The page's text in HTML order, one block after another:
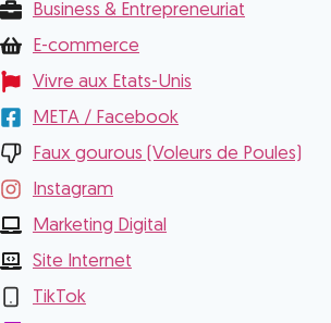
Business & Entrepreneuriat
E-commerce
Vivre aux Etats-Unis
META / Facebook
Faux gourous (Voleurs de Poules)
Instagram
Marketing Digital
Site Internet
TikTok